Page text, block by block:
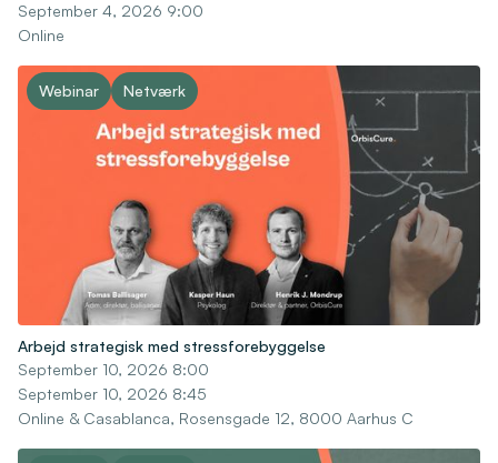
September 4, 2026 9:00
Online
Webinar Netværk
Arbejd strategisk med stressforebyggelse
September 10, 2026 8:00
September 10, 2026 8:45
Online & Casablanca, Rosensgade 12, 8000 Aarhus C